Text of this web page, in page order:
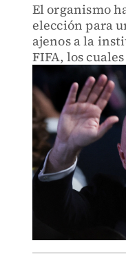
El organismo
elección para
ajenos a la
FIFA, los